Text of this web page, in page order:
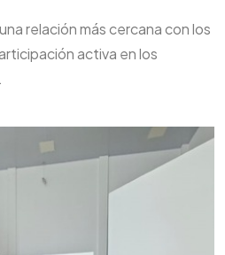
relación más cercana con los
activa en los